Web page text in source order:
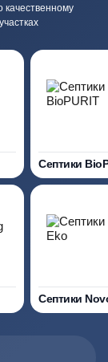
Септики
Септики